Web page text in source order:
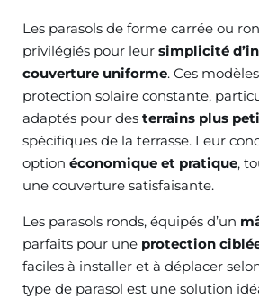
Les parasols de forme carrée ou
privilégiés pour leur simplicité
couverture uniforme. Ces
protection solaire constante,
adaptés pour des terrains plus
spécifiques de la terrasse. Leur
option économique et pratique,
une couverture satisfaisante.
Les parasols ronds, équipés d’un
parfaits pour une protection
faciles à installer et à déplacer
type de parasol est une solution